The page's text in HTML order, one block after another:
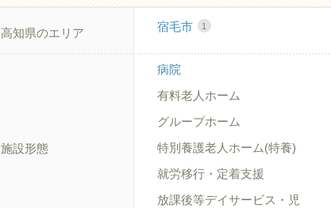
高知県のエリア 宿毛市 1
施設形態
病院
有料老人ホーム
グループホーム
特別養護老人ホーム(特養)
就労移行・定着支援
放課後等デイサービス・児